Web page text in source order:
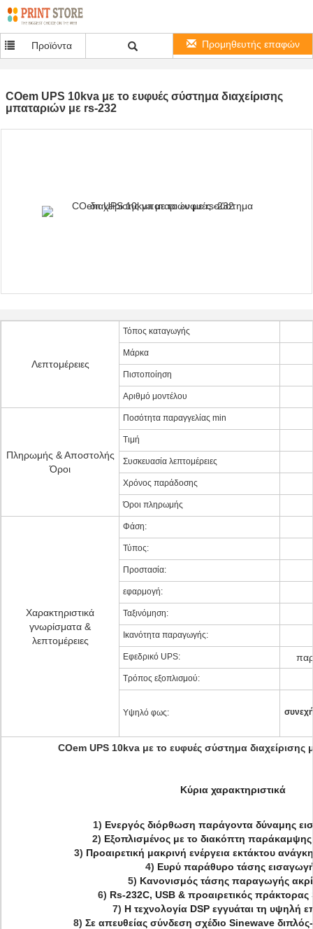
Προϊόντα Προμηθευτής επαφών
COem UPS 10kva με το ευφυές σύστημα διαχείρισης
μπαταριών με rs-232
Λεπτομέρειες
Τόπος καταγωγής
Μάρκα
Πιστοποίηση
Αριθμό μοντέλου
Πληρωμής & Αποστολής
Όροι
Ποσότητα παραγγελίας min
Τιμή
Συσκευασία λεπτομέρειες
Χρόνος παράδοσης
Όροι πληρωμής
Χαρακτηριστικά
γνωρίσματα &
λεπτομέρειες
Φάση:
Τύπος:
Προστασία:
εφαρμογή:
Ταξινόμηση:
Ικανότητα παραγωγής:
Εφεδρικό UPS:
Τρόπος εξοπλισμού:
Υψηλό φως:
COem UPS 10kva με το ευφυές σύστημα
Κύρια χαρακτηριστικά
1) Ενεργός διόρθωση παράγοντα δύναμης
2) Εξοπλισμένος με το διακόπτη
3) Προαιρετική μακρινή ενέργεια εκτάκτου
4) Ευρύ παράθυρο τάσης
5) Κανονισμός τάσης παραγωγής
6) Rs-232C, USB & προαιρετικός πράκτορας
7) Η τεχνολογία DSP εγγυάται τη υψηλή
8) Σε απευθείας σύνδεση σχέδιο Sinewave